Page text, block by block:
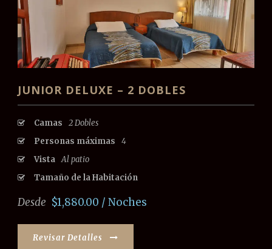
JUNIOR DELUXE – 2 DOBLES
Camas
2 Dobles
Personas máximas
4
Vista Al patio
Tamaño de la Habitación
Desde $1,880.00 / Noches
Revisar Detalles